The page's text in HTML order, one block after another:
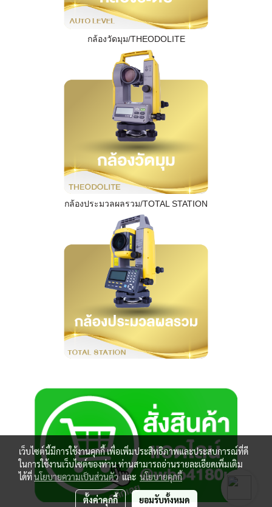
กล้องวัดมุม/THEODOLITE
กล้องประมวลผลรวม/TOTAL STATION
เว็บไซต์นี้มีการใช้งานคุกกี้ เพื่อเพิ่มประสิทธิภาพและประสบการณ์ที่ดี
ในการใช้งานเว็บไซต์ของท่าน ท่านสามารถอ่านรายละเอียดเพิ่มเติม
ได้ที่นโยบายความเป็นส่วนตัวและ นโยบายคุกกี้
ตั้งค่าคุกกี้ ยอมรับทั้งหมด